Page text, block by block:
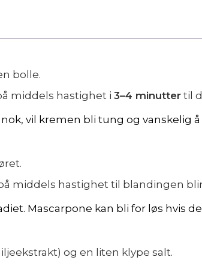
bolle.
middels hastighet i 3–4 minutter til
vil kremen bli tung og vanskelig
middels hastighet til blandingen
Mascarpone kan bli for løs hvis
og en liten klype salt.